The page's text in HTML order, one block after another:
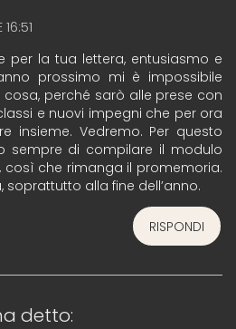
per la tua lettera, entusiasmo e
prossimo mi è impossibile
perché sarò alle prese con
e nuovi impegni che per ora
insieme. Vedremo. Per questo
sempre di compilare il modulo
così che rimanga il promemoria.
soprattutto alla fine dell’anno.
RISPONDI
detto: